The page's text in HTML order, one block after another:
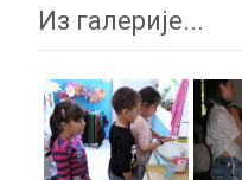
Из галерије...